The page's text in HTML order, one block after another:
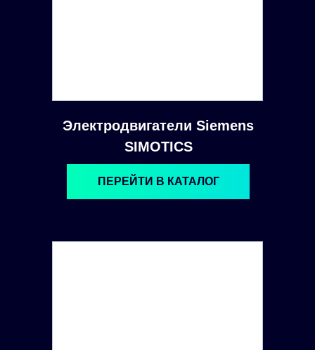
Электродвигатели Siemens
SIMOTICS
ПЕРЕЙТИ В КАТАЛОГ